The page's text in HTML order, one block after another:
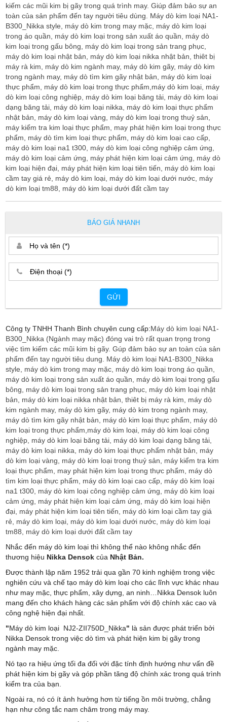
kiếm các mũi kim bị gãy trong quá trình may. Giúp đảm bảo sự an
toàn của sản phẩm đến tay người tiêu dùng. Máy dò kim loại NA1-
B300_Nikka style, máy dò kim trong may mặc, máy dò kim loại
trong áo quần, máy dò kim loại trong sản xuất áo quần, máy dò
kim loại trong gấu bông, máy dò kim loại trong sản trang phục,
máy dò kim loại nhật bản, máy dò kim loại nikka nhật bản, thiêt bị
máy rà kim, máy dò kim ngành may, máy dò kim gãy, máy dò kim
trong ngành may, máy dò tìm kim gãy nhật bản, máy dò kim loại
thực phẩm, máy dò kim loại trong thực phẩm,máy dò kim loại, máy
dò kim loại công nghiệp, máy dò kim loại băng tải, máy dò kim loại
dạng băng tải, máy dò kim loại nikka, máy dò kim loại thực phẩm
nhật bản, máy dò kim loại vàng, máy dò kim loại trong thuỷ sản,
máy kiểm tra kim loại thực phẩm, may phát hiện kim loại trong thực
phẩm, máy dò tìm kim loại thực phẩm, máy dò kim loại cao cấp,
máy dò kim loại na1 t300, máy dò kim loại công nghiệp cảm ứng,
máy dò kim loại cảm ứng, máy phát hiện kim loại cảm ứng, máy dò
kim loại hiện đại, máy phát hiện kim loại tiên tiến, máy dò kim loại
cầm tay giá rẻ, máy dò kim loại, máy dò kim loại dưới nước, máy
dò kim loại tm88, máy dò kim loại dưới đất cầm tay
BÁO GIÁ NHANH
GỬI
Công ty TNHH Thanh Bình chuyên cung cấp:Máy dò kim loại NA1-
B300_Nikka (Ngành may mặc) đóng vai trò rất quan trọng trong
việc tìm kiếm các mũi kim bị gãy. Gúp đảm bảo sự an toàn của sản
phẩm đến tay người tiêu dung. Máy dò kim loại NA1-B300_Nikka
style, máy dò kim trong may mặc, máy dò kim loại trong áo quần,
máy dò kim loại trong sản xuất áo quần, máy dò kim loại trong gấu
bông, máy dò kim loại trong sản trang phục, máy dò kim loại nhật
bản, máy dò kim loại nikka nhật bản, thiêt bị máy rà kim, máy dò
kim ngành may, máy dò kim gãy, máy dò kim trong ngành may,
máy dò tìm kim gãy nhật bản, máy dò kim loại thực phẩm, máy dò
kim loại trong thực phẩm,máy dò kim loại, máy dò kim loại công
nghiệp, máy dò kim loại băng tải, máy dò kim loại dạng băng tải,
máy dò kim loại nikka, máy dò kim loại thực phẩm nhật bản, máy
dò kim loại vàng, máy dò kim loại trong thuỷ sản, máy kiểm tra kim
loại thực phẩm, may phát hiện kim loại trong thực phẩm, máy dò
tìm kim loại thực phẩm, máy dò kim loại cao cấp, máy dò kim loại
na1 t300, máy dò kim loại công nghiệp cảm ứng, máy dò kim loại
cảm ứng, máy phát hiện kim loại cảm ứng, máy dò kim loại hiện
đại, máy phát hiện kim loại tiên tiến, máy dò kim loại cầm tay giá
rẻ, máy dò kim loại, máy dò kim loại dưới nước, máy dò kim loại
tm88, máy dò kim loại dưới đất cầm tay
Nhắc đến máy dò kim loại thì không thể nào không nhắc đến
thương hiệu Nikka Densok của Nhật Bản.
Được thành lập năm 1952 trải qua gần 70 kinh nghiệm trong việc
nghiên cứu và chế tạo máy dò kim loại cho các lĩnh vực khác nhau
như may mặc, thực phẩm, xây dựng, an ninh…Nikka Densok luôn
mang đến cho khách hàng các sản phẩm với độ chính xác cao và
công nghệ hiện đại nhất.
"Máy dò kim loại NJ2-ZII750D_Nikka" là sản được phát triển bởi
Nikka Densok trong việc dò tìm và phát hiện kim bị gãy trong
ngành may mặc.
Nó tạo ra hiệu ứng tối đa đối với đặc tính định hướng như vấn đề
phát hiện kim bị gãy và góp phần tăng độ chính xác trong quá trình
kiểm tra của bạn.
Ngoài ra, nó có ít ảnh hưởng hơn từ tiếng ồn môi trường, chẳng
hạn như công tắc nam châm trong máy may.